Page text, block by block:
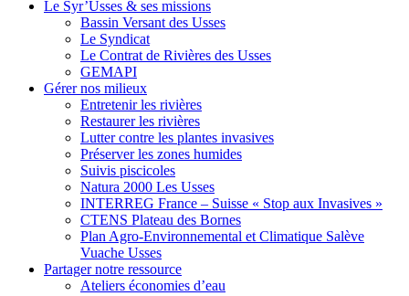
Le Syr’Usses & ses missions
Bassin Versant des Usses
Le Syndicat
Le Contrat de Rivières des Usses
GEMAPI
Gérernos milieux
Entretenir les rivières
Restaurer les rivières
Lutter contre les plantes invasives
Préserver les zones humides
Suivis piscicoles
Natura 2000 Les Usses
INTERREG France – Suisse « Stop aux Invasives »
CTENS Plateau des Bornes
Plan Agro-Environnemental et Climatique Salève
Vuache Usses
Partagernotre ressource
Ateliers économies d’eau